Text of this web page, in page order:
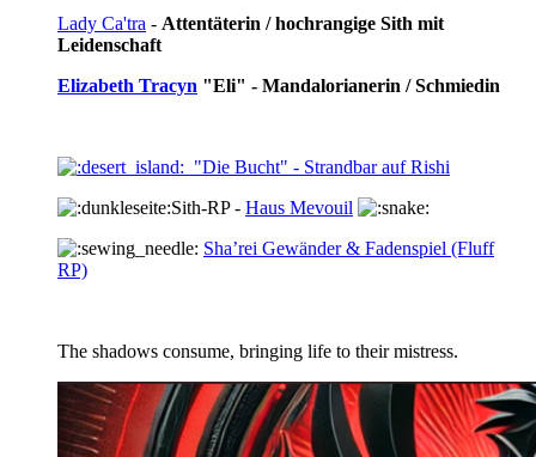
Lady Ca'tra - Attentäterin / hochrangige Sith mit
Leidenschaft
Elizabeth Tracyn "Eli" - Mandalorianerin / Schmiedin
"Die Bucht" - Strandbar auf Rishi
Sith-RP - Haus Mevouil
Sha’rei Gewänder & Fadenspiel (Fluff
RP)
The shadows consume, bringing life to their mistress.